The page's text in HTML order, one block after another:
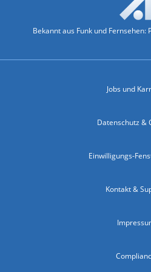
Bekannt aus Funk und Fernsehen:
Jobs und
Datenschutz &
Einwilligungs-
Kontakt &